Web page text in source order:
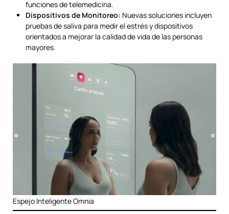
funciones de telemedicina.
Dispositivos de Monitoreo: Nuevas soluciones incluyen
pruebas de saliva para medir el estrés y dispositivos
orientados a mejorar la calidad de vida de las personas
mayores.
Espejo Inteligente Omnia